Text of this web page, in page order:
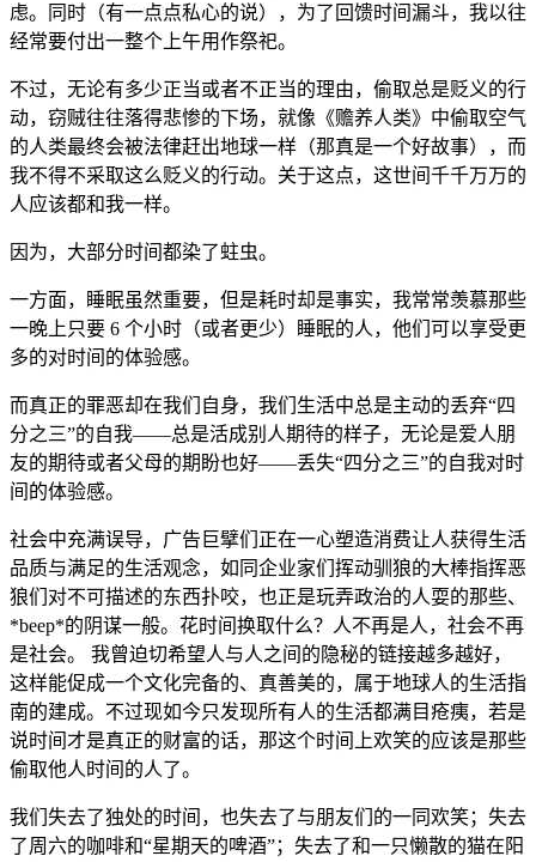
虑。同时（有一点点私心的说），为了回馈时间漏斗，我以往
经常要付出一整个上午用作祭祀。
不过，无论有多少正当或者不正当的理由，偷取总是贬义的行
动，窃贼往往落得悲惨的下场，就像《赡养人类》中偷取空气
的人类最终会被法律赶出地球一样（那真是一个好故事），而
我不得不采取这么贬义的行动。关于这点，这世间千千万万的
人应该都和我一样。
因为，大部分时间都染了蛀虫。
一方面，睡眠虽然重要，但是耗时却是事实，我常常羡慕那些
一晚上只要 6 个小时（或者更少）睡眠的人，他们可以享受更
多的对时间的体验感。
而真正的罪恶却在我们自身，我们生活中总是主动的丢弃“四
分之三”的自我——总是活成别人期待的样子，无论是爱人朋
友的期待或者父母的期盼也好——丢失“四分之三”的自我对时
间的体验感。
社会中充满误导，广告巨擘们正在一心塑造消费让人获得生活
品质与满足的生活观念，如同企业家们挥动驯狼的大棒指挥恶
狼们对不可描述的东西扑咬，也正是玩弄政治的人耍的那些、
*beep*的阴谋一般。花时间换取什么？人不再是人，社会不再
是社会。 我曾迫切希望人与人之间的隐秘的链接越多越好，
这样能促成一个文化完备的、真善美的，属于地球人的生活指
南的建成。不过现如今只发现所有人的生活都满目疮痍，若是
说时间才是真正的财富的话，那这个时间上欢笑的应该是那些
偷取他人时间的人了。
我们失去了独处的时间，也失去了与朋友们的一同欢笑；失去
了周六的咖啡和“星期天的啤酒”；失去了和一只懒散的猫在阳